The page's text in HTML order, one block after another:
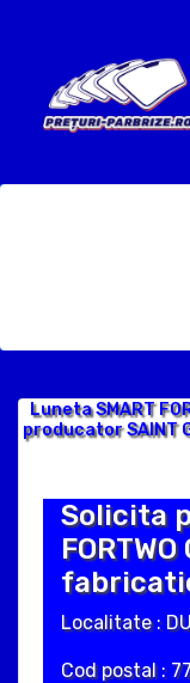
Luneta SMART
producator SAINT
Solicita
Localitate :
Cod postal :